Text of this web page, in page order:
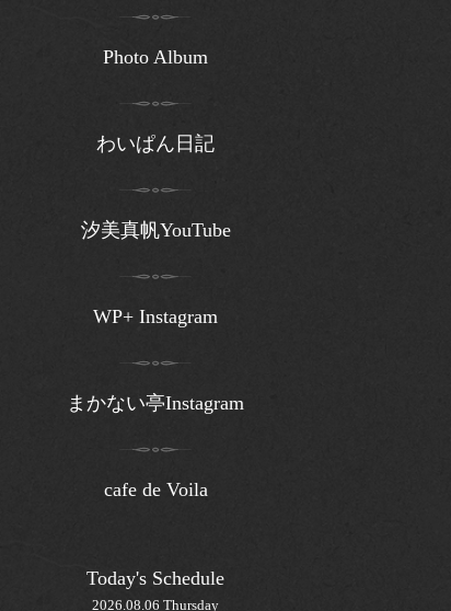
Photo Album
わいぱん日記
汐美真帆YouTube
WP+ Instagram
まかない亭Instagram
cafe de Voila
Today's Schedule
2026.08.06 Thursday